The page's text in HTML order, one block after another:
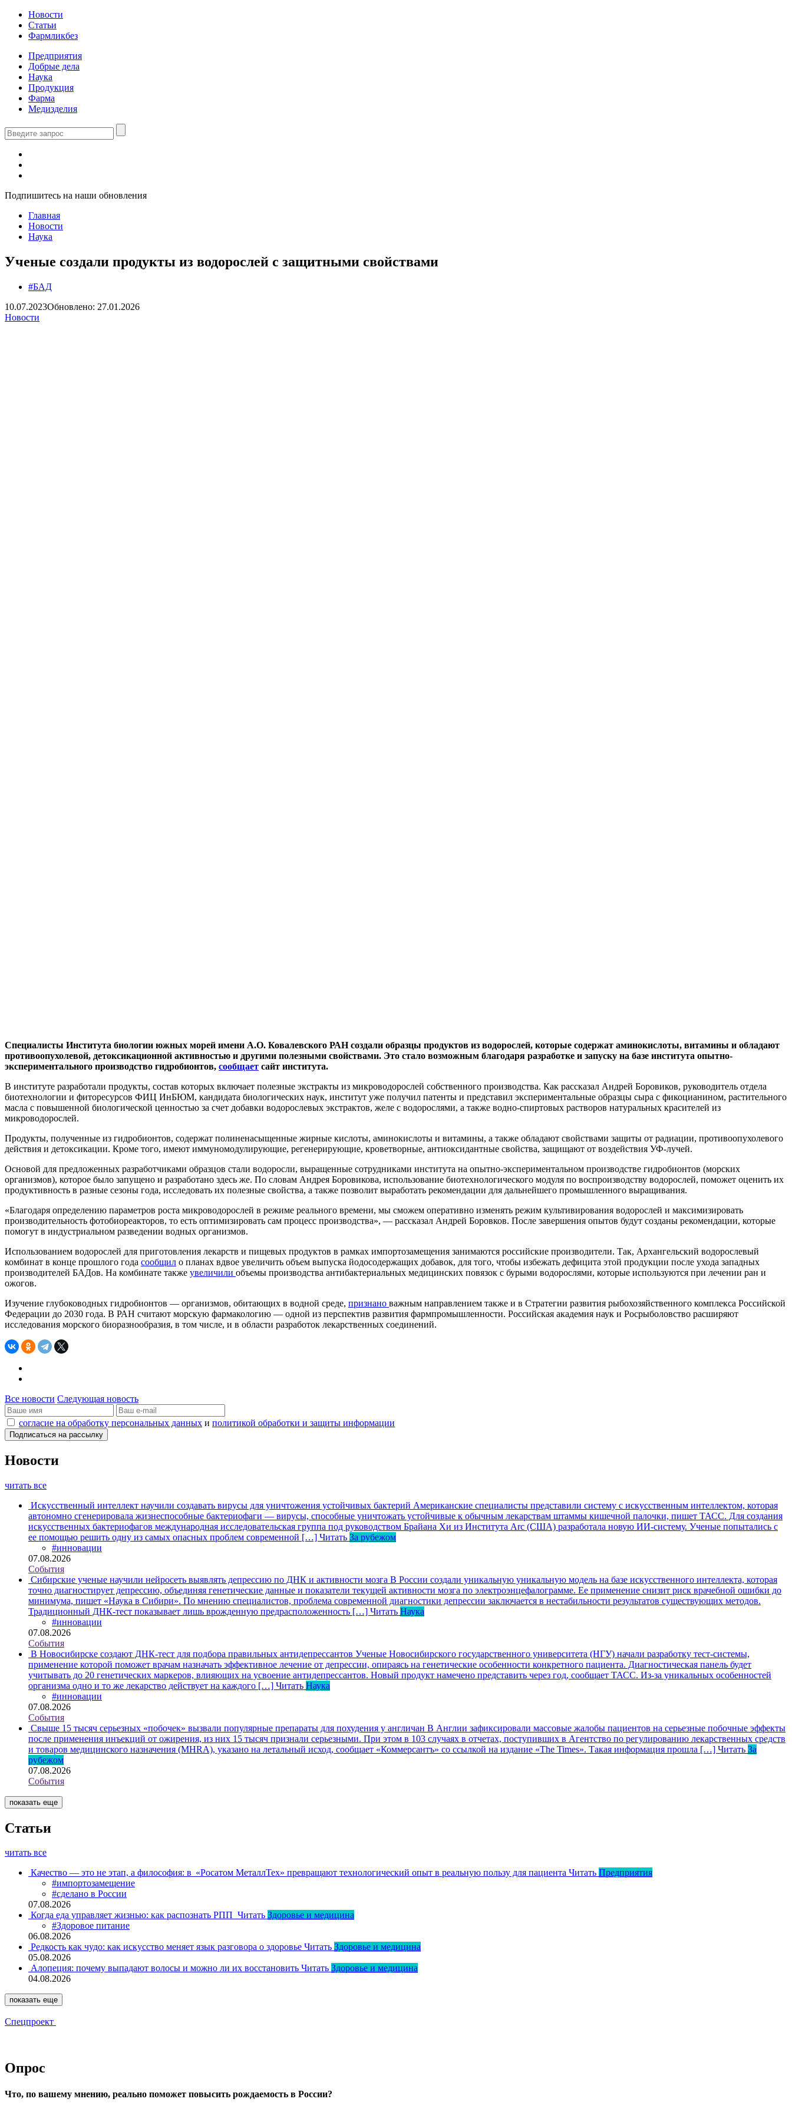
Новости
Статьи
Фармликбез
Предприятия
Добрые дела
Наука
Продукция
Фарма
Медизделия
Подпишитесь на наши обновления
Главная
Новости
Наука
Ученые создали продукты из водорослей с защитными свойствами
#БАД
10.07.2023Обновлено: 27.01.2026
Новости
Специалисты Института биологии южных морей имени А.О. Ковалевского РАНсоздали образцы продуктов из водорослей, которые содержат аминокислоты, витамины и обладают
противоопухолевой, детоксикационной активностью и другими полезными свойствами. Это стало возможным благодаря разработке и запуску на базе института опытно-
экспериментального производство гидробионтов, сообщает сайт института.
В институте разработали продукты, состав которых включает полезные экстракты из микроводорослей собственного производства. Как рассказал Андрей Боровиков, руководитель отдела
биотехнологии и фиторесурсов ФИЦ ИнБЮМ, кандидата биологических наук, институт уже получил патенты и представил экспериментальные образцы сыра с фикоцианином, растительного
масла с повышенной биологической ценностью за счет добавки водорослевых экстрактов, желе с водорослями, а также водно-спиртовых растворов натуральных красителей из
микроводорослей.
Продукты, полученные из гидробионтов, содержат полиненасыщенные жирные кислоты, аминокислоты и витамины, а также обладают свойствами защиты от радиации, противоопухолевого
действия и детоксикации. Кроме того, имеют иммуномодулирующие, регенерирующие, кроветворные, антиоксидантные свойства, защищают от воздействия УФ-лучей.
Основой для предложенных разработчиками образцов стали водоросли, выращенные сотрудниками института на опытно-экспериментальном производстве гидробионтов (морских
организмов), которое было запущено и разработано здесь же. По словам Андрея Боровикова, использование биотехнологического модуля по воспроизводству водорослей, поможет оценить их
продуктивность в разные сезоны года, исследовать их полезные свойства, а также позволит выработать рекомендации для дальнейшего промышленного выращивания.
«Благодаря определению параметров роста микроводорослей в режиме реального времени, мы сможем оперативно изменять режим культивирования водорослей и максимизировать
производительность фотобиореакторов, то есть оптимизировать сам процесс производства», — рассказал Андрей Боровков. После завершения опытов будут созданы рекомендации, которые
помогут в индустриальном разведении водных организмов.
Использованием водорослей для приготовления лекарств и пищевых продуктов в рамках импортозамещения занимаются российские производители. Так, Архангельский водорослевый
комбинат в конце прошлого года сообщил о планах вдвое увеличить объем выпуска йодосодержащих добавок, для того, чтобы избежать дефицита этой продукции после ухода западных
производителей БАДов. На комбинате также увеличили объемы производства антибактериальных медицинских повязок с бурыми водорослями, которые используются при лечении ран и
ожогов.
Изучение глубоководных гидробионтов — организмов, обитающих в водной среде, признано важным направлением также и в Стратегии развития рыбохозяйственного комплекса Российской
Федерации до 2030 года. В РАН считают морскую фармакологию — одной из перспектив развития фармпромышленности. Российская академия наук и Росрыболовство расширяют
исследования морского биоразнообразия, в том числе, и в области разработок лекарственных соединений.
Все новости Следующая новость
согласие на обработку персональных данных и политикой обработки и защиты информации
Новости
читать все
Искусственный интеллект научили создавать вирусы для уничтожения устойчивых бактерий Американские специалисты представили систему с искусственным интеллектом, которая
автономно сгенерировала жизнеспособные бактериофаги — вирусы, способные уничтожать устойчивые к обычным лекарствам штаммы кишечной палочки, пишет ТАСС. Для создания
искусственных бактериофагов международная исследовательская группа под руководством Брайана Хи из Института Arc (США) разработала новую ИИ-систему. Ученые попытались с
ее помощью решить одну из самых опасных проблем современной […] Читать За рубежом
#инновации
07.08.2026
События
Сибирские ученые научили нейросеть выявлять депрессию по ДНК и активности мозга В России создали уникальную уникальную модель на базе искусственного интеллекта, которая
точно диагностирует депрессию, объединяя генетические данные и показатели текущей активности мозга по электроэнцефалограмме. Ее применение снизит риск врачебной ошибки до
минимума, пишет «Наука в Сибири». По мнению специалистов, проблема современной диагностики депрессии заключается в нестабильности результатов существующих методов.
Традиционный ДНК-тест показывает лишь врожденную предрасположенность […] Читать Наука
#инновации
07.08.2026
События
В Новосибирске создают ДНК-тест для подбора правильных антидепрессантов Ученые Новосибирского государственного университета (НГУ) начали разработку тест-системы,
применение которой поможет врачам назначать эффективное лечение от депрессии, опираясь на генетические особенности конкретного пациента. Диагностическая панель будет
учитывать до 20 генетических маркеров, влияющих на усвоение антидепрессантов. Новый продукт намечено представить через год, сообщает ТАСС. Из-за уникальных особенностей
организма одно и то же лекарство действует на каждого […] Читать Наука
#инновации
07.08.2026
События
Свыше 15 тысяч серьезных «побочек» вызвали популярные препараты для похудения у англичан В Англии зафиксировали массовые жалобы пациентов на серьезные побочные эффекты
после применения инъекций от ожирения, из них 15 тысяч признали серьезными. При этом в 103 случаях в отчетах, поступивших в Агентство по регулированию лекарственных средств
и товаров медицинского назначения (MHRA), указано на летальный исход, сообщает «Коммерсантъ» со ссылкой на издание «The Times». Такая информация прошла […] Читать За
рубежом
07.08.2026
События
показать еще
Статьи
читать все
Качество — это не этап, а философия: в «Росатом МеталлТех» превращают технологический опыт в реальную пользу для пациента Читать Предприятия
#импортозамещение
#сделано в России
07.08.2026
Когда еда управляет жизнью: как распознать РПП Читать Здоровье и медицина
#Здоровое питание
06.08.2026
Редкость как чудо: как искусство меняет язык разговора о здоровье Читать Здоровье и медицина
05.08.2026
Алопеция: почему выпадают волосы и можно ли их восстановить Читать Здоровье и медицина
04.08.2026
показать еще
Спецпроект
Опрос
Что, по вашему мнению, реально поможет повысить рождаемость в России?